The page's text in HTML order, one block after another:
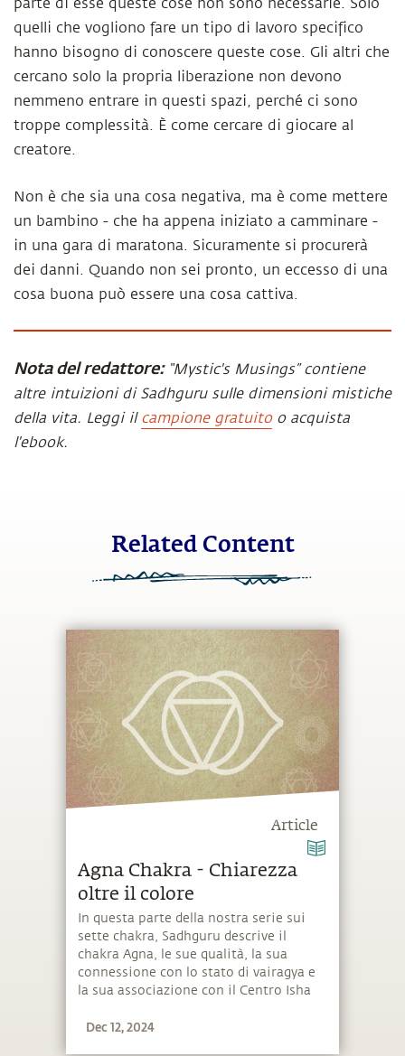
parte di esse queste cose non sono necessarie. Solo
quelli che vogliono fare un tipo di lavoro specifico
hanno bisogno di conoscere queste cose. Gli altri che
cercano solo la propria liberazione non devono
nemmeno entrare in questi spazi, perché ci sono
troppe complessità. È come cercare di giocare al
creatore.
Non è che sia una cosa negativa, ma è come mettere
un bambino - che ha appena iniziato a camminare -
in una gara di maratona. Sicuramente si procurerà
dei danni. Quando non sei pronto, un eccesso di una
cosa buona può essere una cosa cattiva.
Nota del redattore: “Mystic's Musings” contiene
altre intuizioni di Sadhguru sulle dimensioni mistiche
della vita. Leggi il campione gratuitoo acquista
l'ebook.
Related Content
Article
Agna Chakra - Chiarezza
oltre il colore
In questa parte della nostra serie sui
sette chakra, Sadhguru descrive il
chakra Agna, le sue qualità, la sua
connessione con lo stato di vairagya e
la sua associazione con il Centro Isha
Dec 12, 2024